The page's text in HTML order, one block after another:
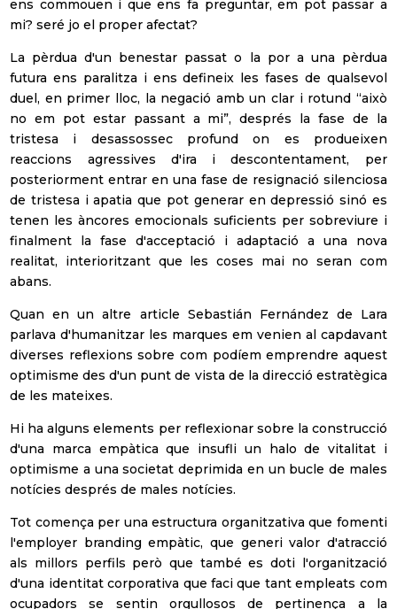
ens commouen i que ens fa preguntar, em pot passar a
mi? seré jo el proper afectat?
La pèrdua d'un benestar passat o la por a una pèrdua
futura ens paralitza i ens defineix les fases de qualsevol
duel, en primer lloc, la negació amb un clar i rotund “això
no em pot estar passant a mi”, després la fase de la
tristesa i desassossec profund on es produeixen
reaccions agressives d'ira i descontentament, per
posteriorment entrar en una fase de resignació silenciosa
de tristesa i apatia que pot generar en depressió sinó es
tenen les àncores emocionals suficients per sobreviure i
finalment la fase d'acceptació i adaptació a una nova
realitat, interioritzant que les coses mai no seran com
abans.
Quan en un altre article Sebastián Fernández de Lara
parlava d'humanitzar les marques em venien al capdavant
diverses reflexions sobre com podíem emprendre aquest
optimisme des d'un punt de vista de la direcció estratègica
de les mateixes.
Hi ha alguns elements per reflexionar sobre la construcció
d'una marca empàtica que insufli un halo de vitalitat i
optimisme a una societat deprimida en un bucle de males
notícies després de males notícies.
Tot comença per una estructura organitzativa que fomenti
l'employer branding empàtic, que generi valor d'atracció
als millors perfils però que també es doti l'organització
d'una identitat corporativa que faci que tant empleats com
ocupadors se sentin orgullosos de pertinença a la
Subscriu-te a la nostra
Newsletter mensual
Amb elresum mensualde les
notícies més rellevants del sector
Prefereixo rebre Newsletter a
Espanyol
English
Sector laboral
Banca &